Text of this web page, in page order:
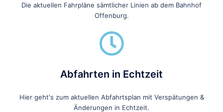
Die aktuellen Fahrpläne sämtlicher Linien ab dem Bahnhof
Offenburg.
Abfahrten in Echtzeit
Hier geht's zum aktuellen Abfahrtsplan mit Verspätungen &
Änderungen in Echtzeit.